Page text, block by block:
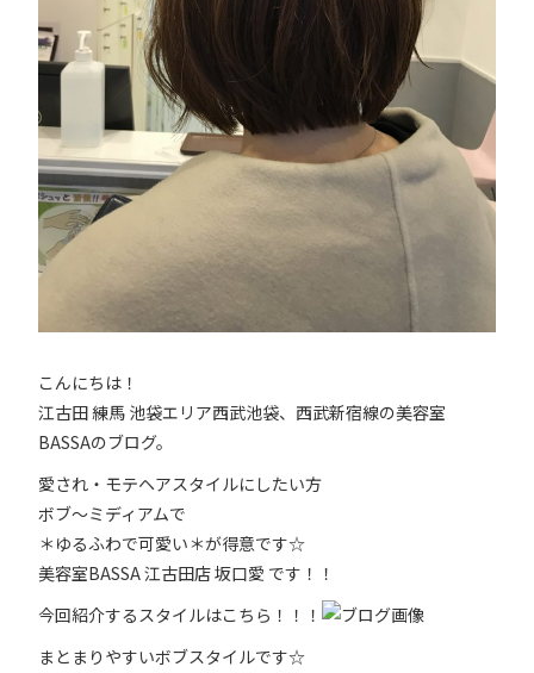
こんにちは！
江古田 練馬 池袋エリア西武池袋、西武新宿線の美容室
BASSAのブログ。
愛され・モテヘアスタイルにしたい方
ボブ～ミディアムで
＊ゆるふわで可愛い＊が得意です☆
美容室BASSA 江古田店 坂口愛 です！！
今回紹介するスタイルはこちら！！！
まとまりやすいボブスタイルです☆